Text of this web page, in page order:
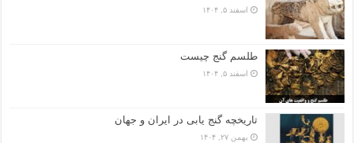
اسفند ۵, ۱۴۰۴
طلسم گنج چیست
اسفند ۵, ۱۴۰۴
تاریخچه گنج‌ یابی در ایران و جهان
بهمن ۲۷, ۱۴۰۴